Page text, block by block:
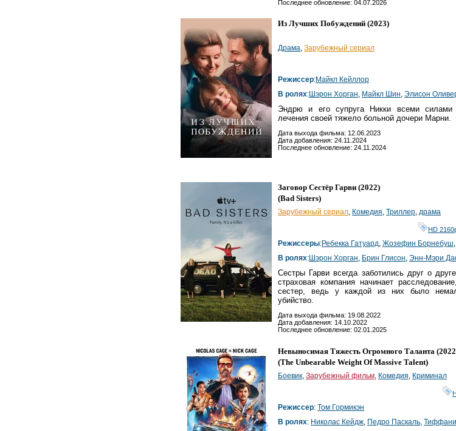
Последнее обновление: 04.07.2026
Из Лучших Побуждений (2023)
Драма, Зарубежный сериал
Режиссер:Майкл Кейллор
В ролях:Шэрон Хорган, Майкл Шин, Элисон
Эндрю и его супруга Никки всеми силами
лечения своей тяжело больной дочери Марни.
Дата выхода фильма: 12.06.2023
Дата добавления: 24.11.2024
Последнее обновление: 24.11.2024
Заговор Сестёр Гарви (2022)
(Bad Sisters)
Зарубежный сериал, Комедия, Триллер, драма
HD
Режиссеры:Ребекка Гатуард, Жозефин Борнебуш,
В ролях:Шэрон Хорган, Брин Глисон, Энн-Мэри
Cестры Гарви всегда заботились друг о
страховая компания начинает
сестер, ведь у каждой из них было
убийство.
Дата выхода фильма: 19.08.2022
Дата добавления: 14.10.2022
Последнее обновление: 02.01.2025
Невыносимая Тяжесть Огромного Таланта
(The Unbearable Weight Of Massive Talent)
Боевик, Зарубежный фильм, Комедия, Криминал
Режиссер: Том Гормикэн
В ролях: Николас Кейдж, Педро Паскаль,